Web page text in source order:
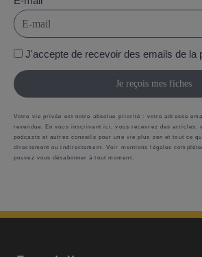
J'accepte de recevoir des emails de la
Je reçois mes fiches
Votre vie privée est notre absolue priorité : votre adresse
revendue. En vous inscrivant ici, vous recevrez des articles,
podcasts et autres conseils pour une vie plus zen et tout ce
directement ou indirectement. Voir mentions légales
pouvez vous désabonner à tout moment.